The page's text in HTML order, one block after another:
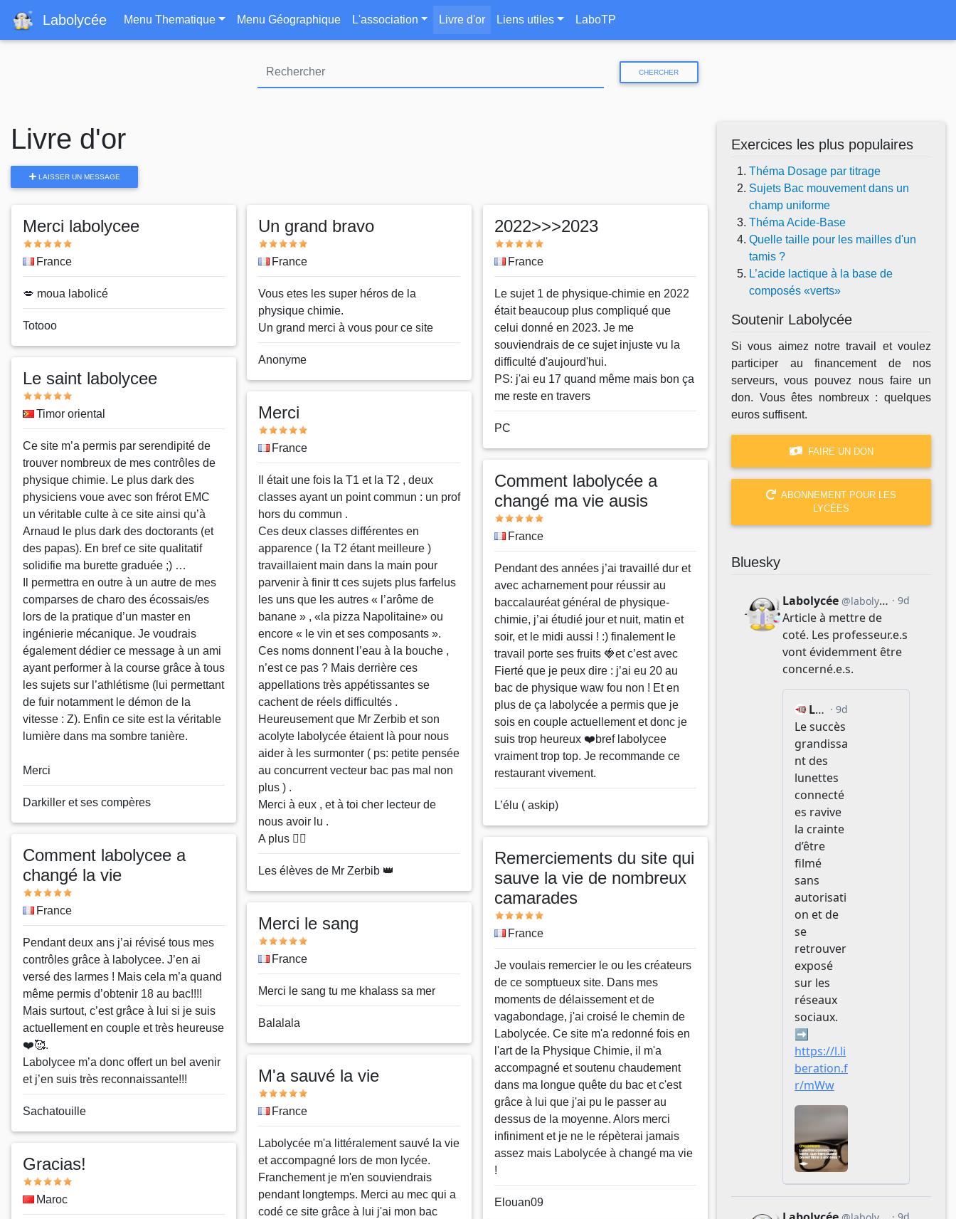
au
contenu
Labolycée Navigation principale
Menu Thematique Menu Géographique L'association Livre d'or Liens utiles LaboTP
CHERCHER
Livre d'or
LAISSER UN MESSAGE
Merci labolycee
Note
PaysFrance
Message
💋 moua labolicé
Nom
Totooo
Un grand bravo
Note
PaysFrance
Message
Vous etes les super héros de la
physique chimie.
Un grand merci à vous pour ce site
Nom
Anonyme
2022>>>2023
Note
PaysFrance
Message
Le sujet 1 de physique-chimie en 2022
était beaucoup plus compliqué que
celui donné en 2023. Je me
souviendrais de ce sujet injuste vu la
difficulté d'aujourd'hui.
PS: j'ai eu 17 quand même mais bon ça
me reste en travers
Nom
PC
Le saint labolycee
Note
PaysTimor oriental
Message
Ce site m’a permis par serendipité de
trouver nombreux de mes contrôles de
physique chimie. Le plus dark des
physiciens voue avec son frérot EMC
un véritable culte à ce site ainsi qu’à
Arnaud le plus dark des doctorants (et
des papas). En bref ce site qualitatif
solidifie ma burette graduée ;) …
Il permettra en outre à un autre de mes
comparses de charo des écossais/es
lors de la pratique d’un master en
ingénierie mécanique. Je voudrais
également dédier ce message à un ami
ayant performer à la course grâce à tous
les sujets sur l’athlétisme (lui permettant
de fuir notamment le démon de la
vitesse : Z). Enfin ce site est la véritable
lumière dans ma sombre tanière.
Merci
Nom
Darkiller et ses compères
Merci
Note
PaysFrance
Message
Il était une fois la T1 et la T2 , deux
classes ayant un point commun : un prof
hors du commun .
Ces deux classes différentes en
apparence ( la T2 étant meilleure )
travaillaient main dans la main pour
parvenir à finir tt ces sujets plus farfelus
les uns que les autres « l’arôme de
banane » , «la pizza Napolitaine» ou
encore « le vin et ses composants ».
Ces noms donnent l’eau à la bouche ,
n’est ce pas ? Mais derrière ces
appellations très appétissantes se
cachent de réels difficultés .
Heureusement que Mr Zerbib et son
acolyte labolycée étaient là pour nous
aider à les surmonter ( ps: petite pensée
au concurrent vecteur bac pas mal non
plus ) .
Merci à eux , et à toi cher lecteur de
nous avoir lu .
A plus ✌🏻
Nom
Les élèves de Mr Zerbib 👑
Comment labolycée a
changé ma vie ausis
Note
PaysFrance
Message
Pendant des années j’ai travaillé dur et
avec acharnement pour réussir au
baccalauréat général de physique-
chimie, j’ai étudié jour et nuit, matin et
soir, et le midi aussi ! :) finalement le
travail porte ses fruits 🍓et c’est avec
Fierté que je peux dire : j’ai eu 20 au
bac de physique waw fou non ! Et en
plus de ça labolycée a permis que je
sois en couple actuellement et donc je
suis trop heureux ❤️bref labolycee
vraiment trop top. Je recommande ce
restaurant vivement.
Nom
L’élu ( askip)
Comment labolycee a
changé la vie
Note
PaysFrance
Message
Pendant deux ans j’ai révisé tous mes
contrôles grâce à labolycee. J’en ai
versé des larmes ! Mais cela m’a quand
même permis d’obtenir 18 au bac!!!!
Mais surtout, c’est grâce à lui si je suis
actuellement en couple et très heureuse
❤️🥰.
Labolycee m’a donc offert un bel avenir
et j’en suis très reconnaissante!!!
Nom
Sachatouille
Remerciements du site qui
sauve la vie de nombreux
camarades
Note
PaysFrance
Message
Je voulais remercier le ou les créateurs
de ce somptueux site. Dans mes
moments de délaissement et de
vagabondage, j'ai croisé le chemin de
Labolycée. Ce site m'a redonné fois en
l'art de la Physique Chimie, il m'a
accompagné et soutenu chaudement
dans ma longue quête du bac et c'est
grâce à lui que j'ai pu le passer au
dessus de la moyenne. Alors merci
infiniment et je ne le répèterai jamais
assez mais Labolycée à changé ma vie
!
Nom
Elouan09
Merci le sang
Note
PaysFrance
Message
Merci le sang tu me khalass sa mer
Nom
Balalala
M'a sauvé la vie
Note
PaysFrance
Message
Labolycée m'a littéralement sauvé la vie
et accompagné lors de mon lycée.
Franchement je m'en souviendrais
pendant longtemps. Merci au mec qui a
codé ce site grâce à lui j'ai mon bac
Gracias!
Note
PaysMaroc
Exercices les plus populaires
Théma Dosage par titrage
Sujets Bac mouvement dans un
champ uniforme
Théma Acide-Base
Quelle taille pour les mailles d'un
tamis ?
L’acide lactique à la base de
composés «verts»
Soutenir Labolycée
Si vous aimez notre travail et voulez
participer au financement de nos
serveurs, vous pouvez nous faire un
don. Vous êtes nombreux : quelques
euros suffisent.
FAIRE UN DON
ABONNEMENT POUR LES
LYCÉES
Bluesky